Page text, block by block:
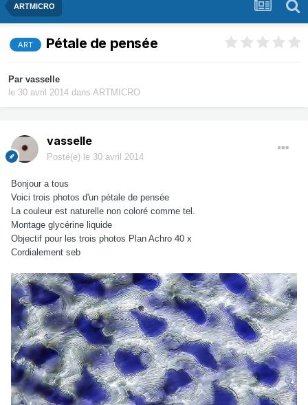
ARTMICRO
ART Pétale de pensée
Par vasselle
le 30 avril 2014 dans ARTMICRO
vasselle
Posté(e) le 30 avril 2014
Bonjour a tous
Voici trois photos d'un pétale de pensée
La couleur est naturelle non coloré comme tel.
Montage glycérine liquide
Objectif pour les trois photos Plan Achro 40 x
Cordialement seb